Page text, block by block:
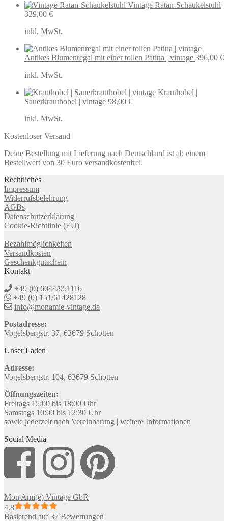
Vintage Ratan-Schaukelstuhl
339,00 €
inkl. MwSt.
Antikes Blumenregal mit einer tollen Patina | vintage 396,00 €
inkl. MwSt.
Krauthobel |
Sauerkrauthobel | vintage 98,00 €
inkl. MwSt.
Kostenloser Versand
Deine Bestellung mit Lieferung nach Deutschland ist ab einem
Bestellwert von 30 Euro versandkostenfrei.
Rechtliches
Impressum
Widerrufsbelehrung
AGBs
Datenschutzerklärung
Cookie-Richtlinie (EU)
Bezahlmöglichkeiten
Versandkosten
Geschenkgutschein
Kontakt
+49 (0) 6044/951116
+49 (0) 151/61428128
info@monamie-vintage.de
Postadresse:
Vogelsbergstr. 37, 63679 Schotten
Unser Laden
Adresse:
Vogelsbergstr. 104, 63679 Schotten
Öffnungszeiten:
Freitags 15:00 bis 18:00 Uhr
Samstags 10:00 bis 12:30 Uhr
sowie jederzeit nach Vereinbarung | weitere Informationen
Social Media
Mon Ami(e) Vintage GbR
4.8
Basierend auf 37 Bewertungen